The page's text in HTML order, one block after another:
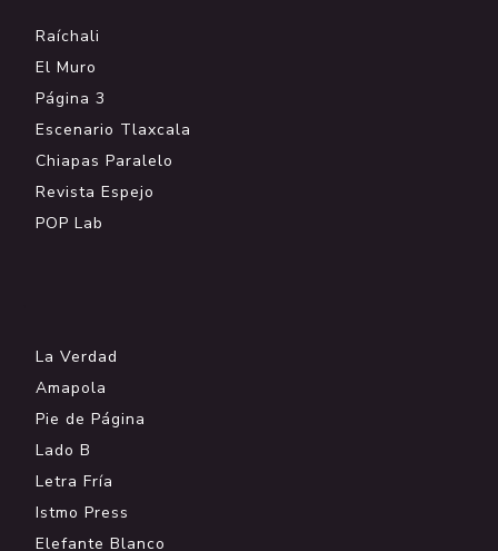
Raíchali
El Muro
Página 3
Escenario Tlaxcala
Chiapas Paralelo
Revista Espejo
POP Lab
La Verdad
Amapola
Pie de Página
Lado B
Letra Fría
Istmo Press
Elefante Blanco